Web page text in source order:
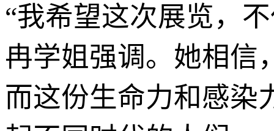
“我希望这次展览，不
冉学姐强调。她相信
而这份生命力和感染